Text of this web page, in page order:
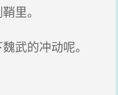
里。
武的冲动呢。